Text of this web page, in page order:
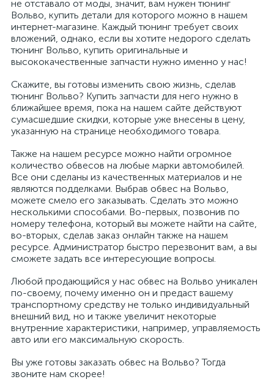
не отставало от моды, значит, вам нужен тюнинг
Вольво, купить детали для которого можно в нашем
интернет-магазине. Каждый тюнинг требует своих
вложений, однако, если вы хотите недорого сделать
тюнинг Вольво, купить оригинальные и
высококачественные запчасти нужно именно у нас!
Скажите, вы готовы изменить свою жизнь, сделав
тюнинг Вольво? Купить запчасти для него нужно в
ближайшее время, пока на нашем сайте действуют
сумасшедшие скидки, которые уже внесены в цену,
указанную на странице необходимого товара.
Также на нашем ресурсе можно найти огромное
количество обвесов на любые марки автомобилей.
Все они сделаны из качественных материалов и не
являются подделками. Выбрав обвес на Вольво,
можете смело его заказывать. Сделать это можно
несколькими способами. Во-первых, позвонив по
номеру телефона, который вы можете найти на сайте,
во-вторых, сделав заказ онлайн также на нашем
ресурсе. Администратор быстро перезвонит вам, а вы
сможете задать все интересующие вопросы.
Любой продающийся у нас обвес на Вольво уникален
по-своему, почему именно он и предаст вашему
транспортному средству не только индивидуальный
внешний вид, но и также увеличит некоторые
внутренние характеристики, например, управляемость
авто или его максимальную скорость.
Вы уже готовы заказать обвес на Вольво? Тогда
звоните нам скорее!